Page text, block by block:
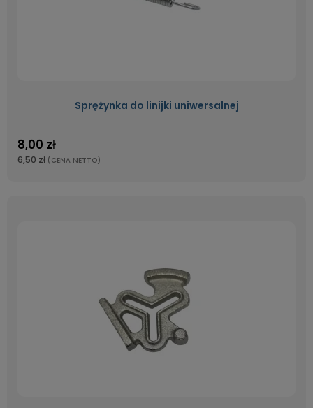
Sprężynka do linijki uniwersalnej
8,00 zł
6,50 zł (CENA NETTO)